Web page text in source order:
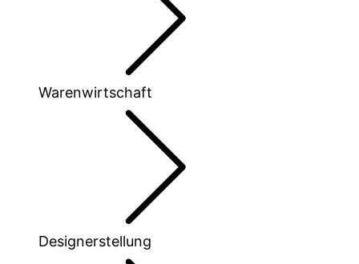
Warenwirtschaft
Designerstellung